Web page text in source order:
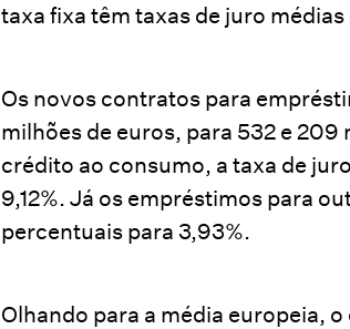
taxa fixa têm taxas de juro
Os novos contratos para
milhões de euros, para 532 e
crédito ao consumo, a taxa de
9,12%. Já os empréstimos para
percentuais para 3,93%.
Olhando para a média europeia,